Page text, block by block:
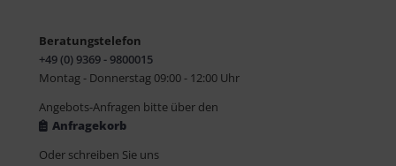
Beratungstelefon
+49 (0) 9369 - 9800015
Montag - Donnerstag 09:00 - 12:00 Uhr
Angebots-Anfragen bitte über den
Anfragekorb
Oder schreiben Sie uns